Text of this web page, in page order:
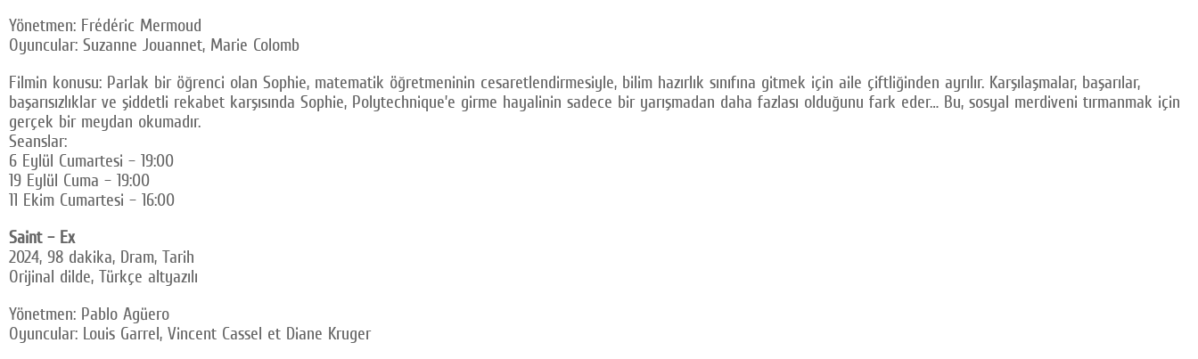
Yönetmen: Frédéric Mermoud
Oyuncular: Suzanne Jouannet, Marie Colomb
Filmin konusu: Parlak bir öğrenci olan Sophie, matematik öğretmeninin cesaretlendirmesiyle, bilim hazırlık sınıfına gitmek için aile çiftliğinden ayrılır. Karşılaşmalar, başarılar,
başarısızlıklar ve şiddetli rekabet karşısında Sophie, Polytechnique’e girme hayalinin sadece bir yarışmadan daha fazlası olduğunu fark eder… Bu, sosyal merdiveni tırmanmak için
gerçek bir meydan okumadır.
Seanslar:
6 Eylül Cumartesi – 19:00
19 Eylül Cuma – 19:00
11 Ekim Cumartesi – 16:00
Saint – Ex
2024, 98 dakika, Dram, Tarih
Orijinal dilde, Türkçe altyazılı
Yönetmen: Pablo Agüero
Oyuncular: Louis Garrel, Vincent Cassel et Diane Kruger